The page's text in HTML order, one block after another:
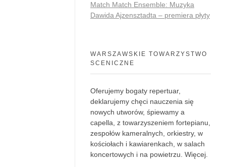
Match Match Ensemble: Muzyka
Dawida Ajzensztadta – premiera płyty
WARSZAWSKIE TOWARZYSTWO
SCENICZNE
Oferujemy bogaty repertuar,
deklarujemy chęci nauczenia się
nowych utworów, śpiewamy a
capella, z towarzyszeniem fortepianu,
zespołów kameralnych, orkiestry, w
kościołach i kawiarenkach, w salach
koncertowych i na powietrzu. Więcej